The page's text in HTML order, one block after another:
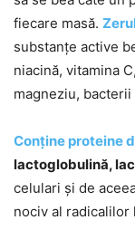
fiecare masă.
substanțe active
niacină, vitamina
magneziu,
Conține proteine
lactoglobulină,
celulari și de
nociv al radicalilor